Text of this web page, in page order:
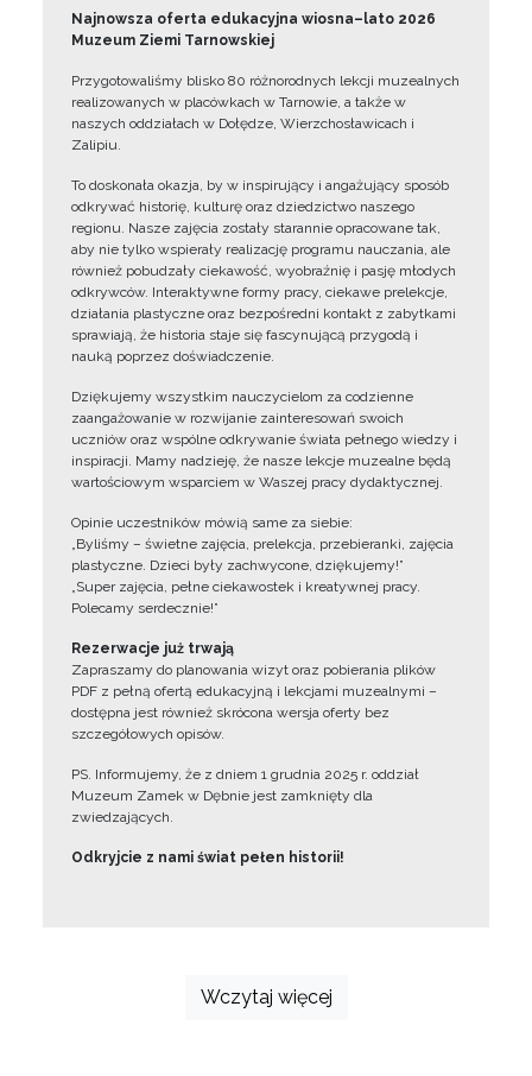
Najnowsza oferta edukacyjna wiosna–lato 2026
Muzeum Ziemi Tarnowskiej
Przygotowaliśmy blisko 80 różnorodnych lekcji muzealnych
realizowanych w placówkach w Tarnowie, a także w
naszych oddziałach w Dołędze, Wierzchosławicach i
Zalipiu.
To doskonała okazja, by w inspirujący i angażujący sposób
odkrywać historię, kulturę oraz dziedzictwo naszego
regionu. Nasze zajęcia zostały starannie opracowane tak,
aby nie tylko wspierały realizację programu nauczania, ale
również pobudzały ciekawość, wyobraźnię i pasję młodych
odkrywców. Interaktywne formy pracy, ciekawe prelekcje,
działania plastyczne oraz bezpośredni kontakt z zabytkami
sprawiają, że historia staje się fascynującą przygodą i
nauką poprzez doświadczenie.
Dziękujemy wszystkim nauczycielom za codzienne
zaangażowanie w rozwijanie zainteresowań swoich
uczniów oraz wspólne odkrywanie świata pełnego wiedzy i
inspiracji. Mamy nadzieję, że nasze lekcje muzealne będą
wartościowym wsparciem w Waszej pracy dydaktycznej.
Opinie uczestników mówią same za siebie:
„Byliśmy – świetne zajęcia, prelekcja, przebieranki, zajęcia
plastyczne. Dzieci były zachwycone, dziękujemy!”
„Super zajęcia, pełne ciekawostek i kreatywnej pracy.
Polecamy serdecznie!”
Rezerwacje już trwają
Zapraszamy do planowania wizyt oraz pobierania plików
PDF z pełną ofertą edukacyjną i lekcjami muzealnymi –
dostępna jest również skrócona wersja oferty bez
szczegółowych opisów.
PS. Informujemy, że z dniem 1 grudnia 2025 r. oddział
Muzeum Zamek w Dębnie jest zamknięty dla
zwiedzających.
Odkryjcie z nami świat pełen historii!
Wczytaj więcej